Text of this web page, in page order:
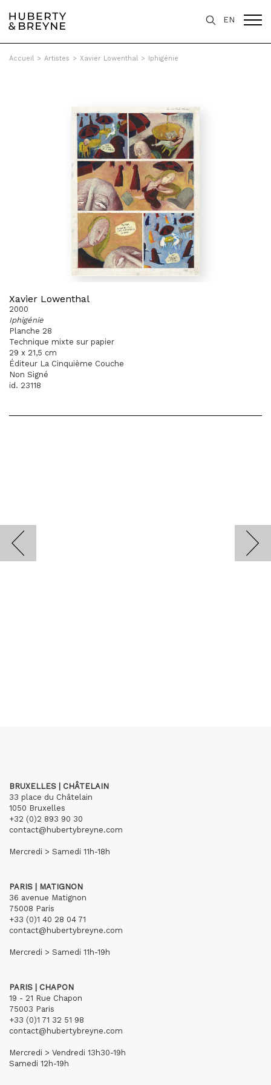
EN
Accueil > Artistes > Xavier Lowenthal > Iphigénie
Xavier Lowenthal
2000
Iphigénie
Planche 28
Technique mixte sur papier
29 x 21,5 cm
Éditeur La Cinquième Couche
Non Signé
id. 23118
BRUXELLES | CHÂTELAIN
33 place du Châtelain
1050 Bruxelles
+32 (0)2 893 90 30
contact@hubertybreyne.com
Mercredi > Samedi 11h-18h
PARIS | MATIGNON
36 avenue Matignon
75008 Paris
+33 (0)1 40 28 04 71
contact@hubertybreyne.com
Mercredi > Samedi 11h-19h
PARIS | CHAPON
19 - 21 Rue Chapon
75003 Paris
+33 (0)1 71 32 51 98
contact@hubertybreyne.com
Mercredi > Vendredi 13h30-19h
Samedi 12h-19h